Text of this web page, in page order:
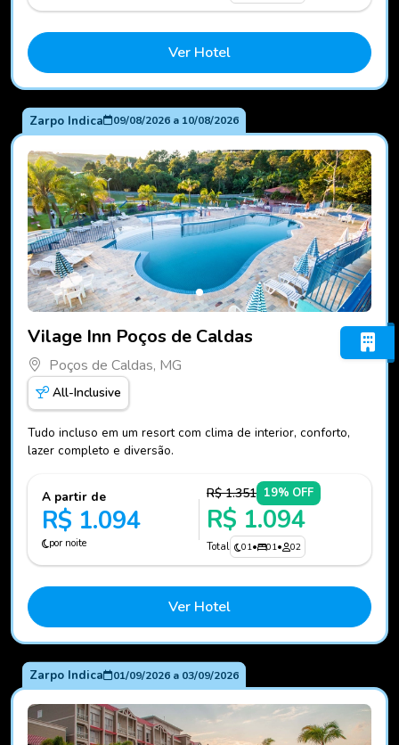
Ver Hotel
Zarpo Indica 09/08/2026a 10/08/2026
Vilage Inn Poços de Caldas
Poços de Caldas, MG
All-Inclusive
Tudo incluso em um resort com clima de interior, conforto,
lazer completo e diversão.
A partir de
R$ 1.094
por noite
R$ 1.351 19% OFF
R$ 1.094
Total 01• 01• 02
Ver Hotel
Zarpo Indica 01/09/2026a 03/09/2026